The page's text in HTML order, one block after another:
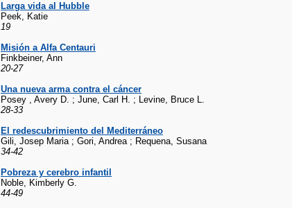
Larga vida al Hubble
Peek, Katie
19
Misión a Alfa Centauri
Finkbeiner, Ann
20-27
Una nueva arma contra el cáncer
Posey , Avery D. ; June, Carl H. ; Levine, Bruce L.
28-33
El redescubrimiento del Mediterráneo
Gili, Josep Maria ; Gori, Andrea ; Requena, Susana
34-42
Pobreza y cerebro infantil
Noble, Kimberly G.
44-49